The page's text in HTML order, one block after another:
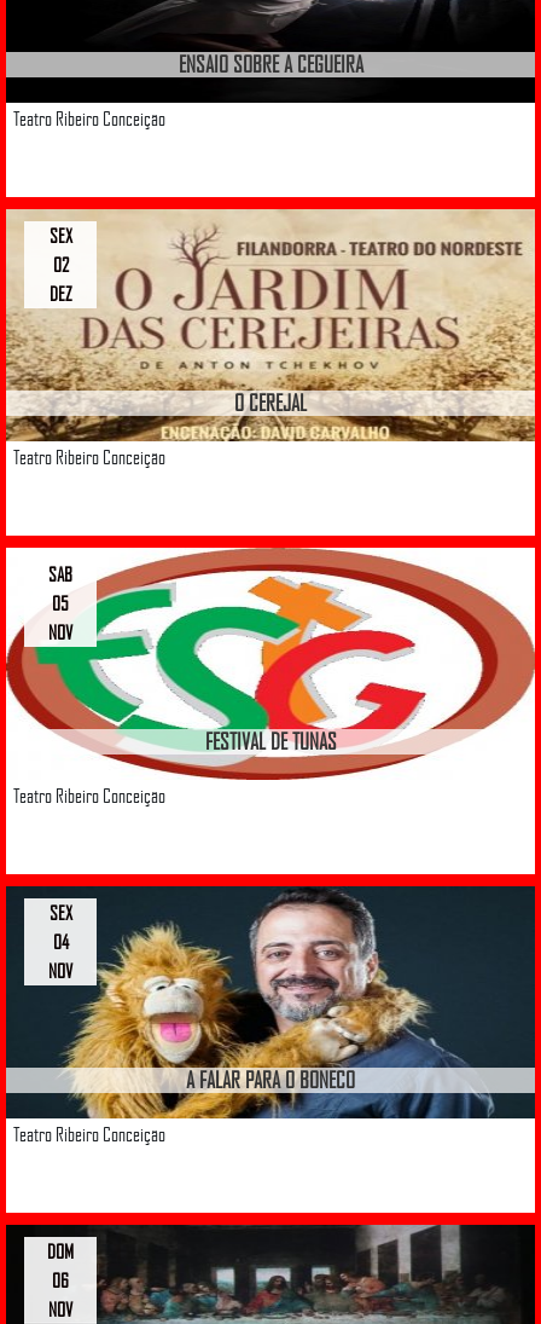
ENSAIO SOBRE A CEGUEIRA
Teatro Ribeiro Conceição
O CEREJAL
Teatro Ribeiro Conceição
SEX
02
DEZ
FESTIVAL DE TUNAS
Teatro Ribeiro Conceição
SAB
05
NOV
A FALAR PARA O BONECO
Teatro Ribeiro Conceição
SEX
04
NOV
DOM
06
NOV